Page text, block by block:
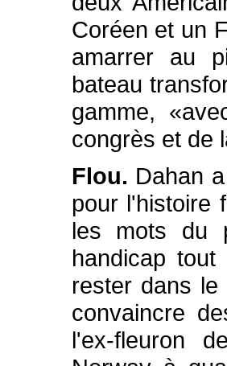
Coréen et un
amarrer au
bateau
gamme,
congrès et de
Flou. Dahan
pour l'histoire
les mots du
handicap
rester dans
convaincre
l'ex-fleuron